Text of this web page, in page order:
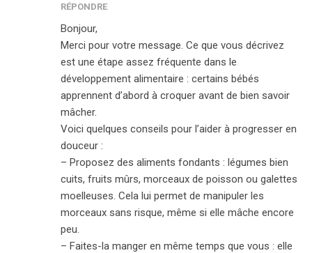
RÉPONDRE
Bonjour,
Merci pour votre message. Ce que vous décrivez
est une étape assez fréquente dans le
développement alimentaire : certains bébés
apprennent d’abord à croquer avant de bien savoir
mâcher.
Voici quelques conseils pour l’aider à progresser en
douceur :
– Proposez des aliments fondants : légumes bien
cuits, fruits mûrs, morceaux de poisson ou galettes
moelleuses. Cela lui permet de manipuler les
morceaux sans risque, même si elle mâche encore
peu.
– Faites-la manger en même temps que vous : elle